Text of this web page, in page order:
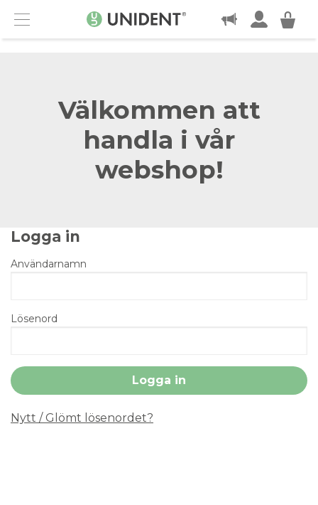
Menu
KONTAKT
Välkommen att
handla i vår
webshop!
Logga in
Användarnamn
Lösenord
Nytt / Glömt lösenordet?